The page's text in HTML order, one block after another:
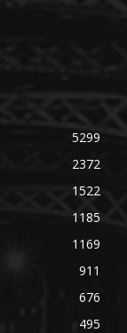
5299
2372
1522
1185
1169
911
676
495